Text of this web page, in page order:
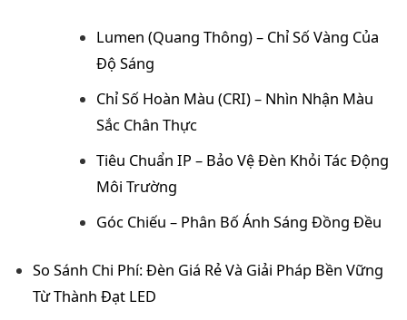
Lumen (Quang Thông) – Chỉ Số Vàng Của
Độ Sáng
Chỉ Số Hoàn Màu (CRI) – Nhìn Nhận Màu
Sắc Chân Thực
Tiêu Chuẩn IP – Bảo Vệ Đèn Khỏi Tác Động
Môi Trường
Góc Chiếu – Phân Bố Ánh Sáng Đồng Đều
So Sánh Chi Phí: Đèn Giá Rẻ Và Giải Pháp Bền Vững
Từ Thành Đạt LED